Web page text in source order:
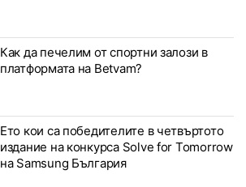
Как да печелим от спортни залози в
платформата на Betvam?
Ето кои са победителите в четвъртото
издание на конкурса Solve for Tomorrow
на Samsung България